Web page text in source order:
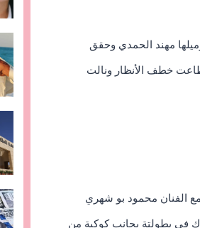
مهند الحمدي وحقق
خطف الأنظار ونالت
مع الفنان محمود بو شهري
في بطولتة بجانب كوكبة من